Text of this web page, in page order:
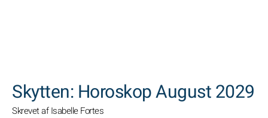
Skytten: Horoskop August 2029
Skrevet af Isabelle Fortes